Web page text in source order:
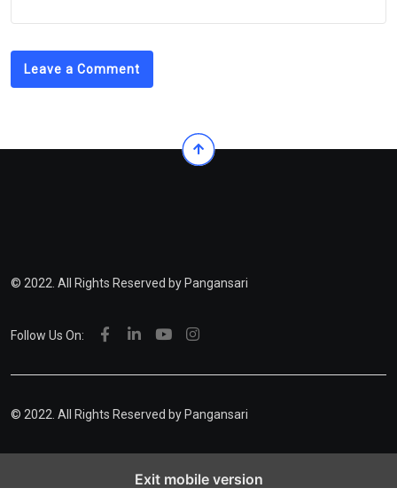
Leave a Comment
© 2022. All Rights Reserved by Pangansari
Follow Us On:
© 2022. All Rights Reserved by Pangansari
Exit mobile version